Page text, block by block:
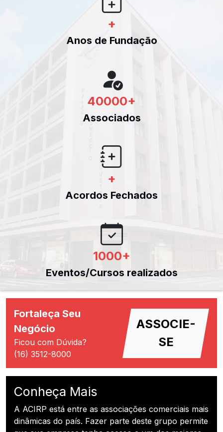
+
Anos de Fundação
40000+
Associados
+
Acordos Fechados
1000+
Eventos/Cursos realizados
Fortaleça Seu
Negócio
Ficou com Dúvida?
(16) 3512-8000
ASSOCIE-
SE
Conheça Mais
A ACIRP está entre as associações comerciais mais
dinâmicas do país. Fazer parte deste grupo permite